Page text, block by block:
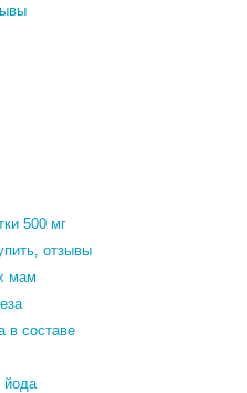
500 мг
отзывы
мам
в составе
йода